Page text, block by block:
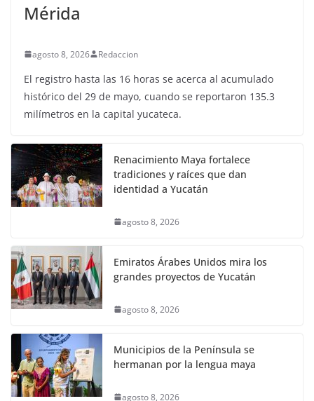
Mérida
agosto 8, 2026 Redaccion
El registro hasta las 16 horas se acerca al acumulado
histórico del 29 de mayo, cuando se reportaron 135.3
milímetros en la capital yucateca.
Renacimiento Maya fortalece
tradiciones y raíces que dan
identidad a Yucatán
agosto 8, 2026
Emiratos Árabes Unidos mira los
grandes proyectos de Yucatán
agosto 8, 2026
Municipios de la Península se
hermanan por la lengua maya
agosto 8, 2026